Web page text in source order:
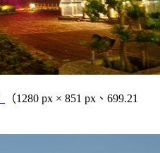
（1280 px × 851 px、699.21